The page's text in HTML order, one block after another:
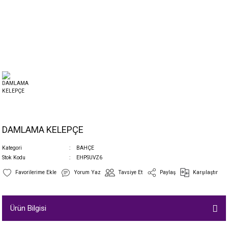
DAMLAMA KELEPÇE
Kategori
BAHÇE
Stok Kodu
EHPSUVZ6
Yorum Yaz Tavsiye Et Paylaş Karşılaştır
Ürün Bilgisi